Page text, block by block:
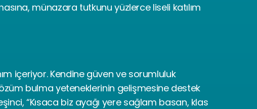
münazara tutkunu yüzlerce liseli katılım
içeriyor. Kendine güven ve sorumluluk
bulma yeteneklerinin gelişmesine destek
“Kısaca biz ayağı yere sağlam basan, klas